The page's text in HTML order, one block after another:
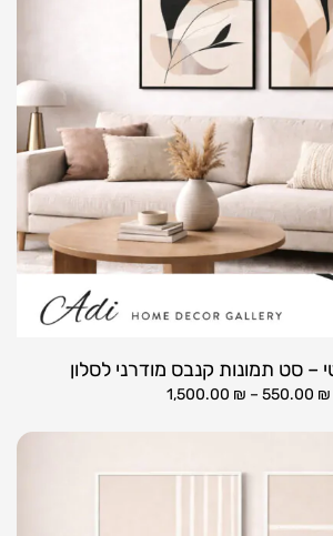
– סט תמונות קנבס מודרני לסלון
550.00 ₪
–
1,500.00 ₪